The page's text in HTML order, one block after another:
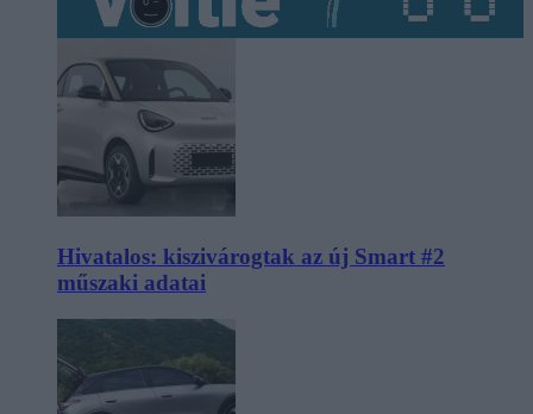
Hivatalos: kiszivárogtak az új Smart #2
műszaki adatai